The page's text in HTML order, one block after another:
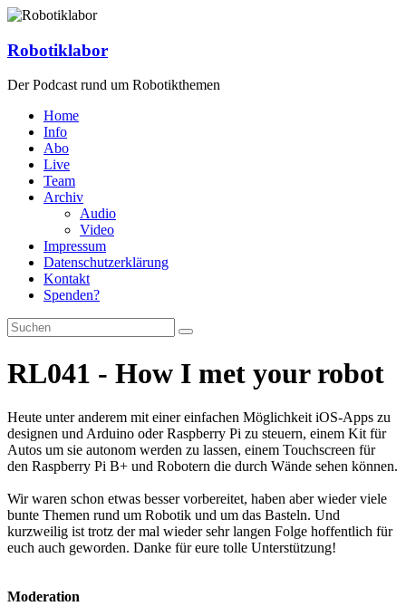
Zum
springen
Robotiklabor
Der Podcast rund um Robotikthemen
Home
Info
Abo
Live
Team
Archiv
Audio
Video
Impressum
Datenschutzerklärung
Kontakt
Spenden?
RL041 - How I met your robot
Heute unter anderem mit einer einfachen Möglichkeit iOS-Apps zu
designen und Arduino oder Raspberry Pi zu steuern, einem Kit für
Autos um sie autonom werden zu lassen, einem Touchscreen für
den Raspberry Pi B+ und Robotern die durch Wände sehen können.
Wir waren schon etwas besser vorbereitet, haben aber wieder viele
bunte Themen rund um Robotik und um das Basteln. Und
kurzweilig ist trotz der mal wieder sehr langen Folge hoffentlich für
euch auch geworden. Danke für eure tolle Unterstützung!
Moderation